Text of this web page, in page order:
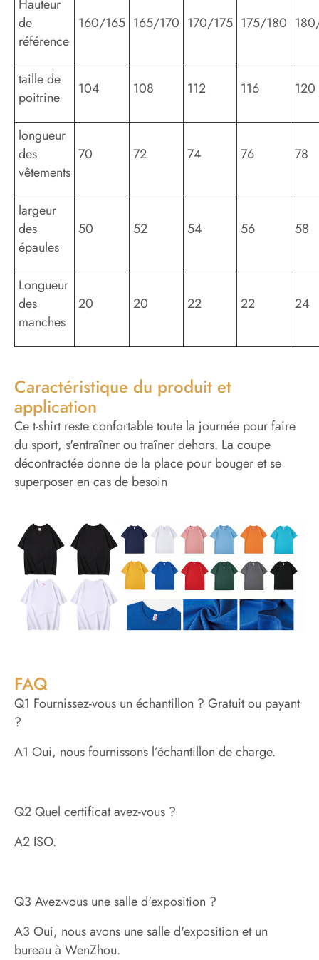
Hauteur
de
référence
160/165 165/170 170/175 175/180
taille de
poitrine
104 108 112 116 120
longueur
des
vêtements
70 72 74 76 78
largeur
des
épaules
50 52 54 56 58
Longueur
des
manches
20 20 22 22 24
Caractéristique du produit et
application
Ce t-shirt reste confortable toute la journée pour faire
du sport, s'entraîner ou traîner dehors. La coupe
décontractée donne de la place pour bouger et se
superposer en cas de besoin
FAQ
Q1 Fournissez-vous un échantillon ? Gratuit ou payant
?
A1 Oui, nous fournissons l’échantillon de charge.
Q2 Quel certificat avez-vous ?
A2 ISO.
Q3 Avez-vous une salle d'exposition ?
A3 Oui, nous avons une salle d'exposition et un
bureau à WenZhou.